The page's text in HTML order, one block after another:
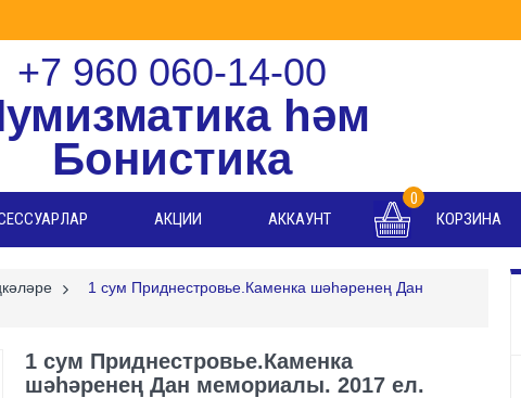
+7 960 060-14-00
һәм
Бонистика
АКЦИИ АККАУНТ
0
КОРЗИНА
>
1 сум Приднестровье.Каменка шәһәренең Дан
1 сум Приднестровье.Каменка
шәһәренең Дан мемориалы. 2017 ел.